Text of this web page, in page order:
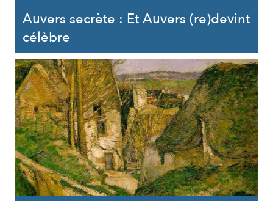
Auvers secrète : Et Auvers (re)devint
célèbre